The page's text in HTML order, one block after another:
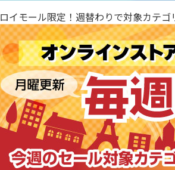
ロイモール限定！週替わりで対象カテゴ